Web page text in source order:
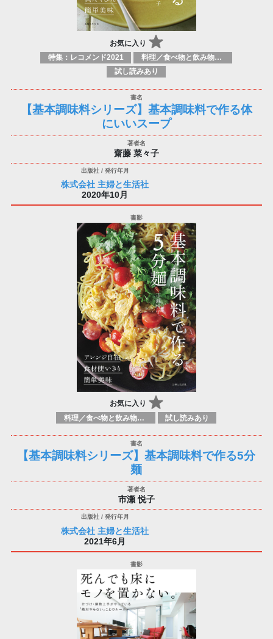
お気に入り
特集：レコメンド2021
料理／食べ物と飲み物／食に関する記述
試し読みあり
【基本調味料シリーズ】基本調味料で作る体
にいいスープ
齋藤 菜々子
株式会社 主婦と生活社
2020年10月
お気に入り
料理／食べ物と飲み物／食に関する記述 試し読みあり
【基本調味料シリーズ】基本調味料で作る5分
麺
市瀬 悦子
株式会社 主婦と生活社
2021年6月